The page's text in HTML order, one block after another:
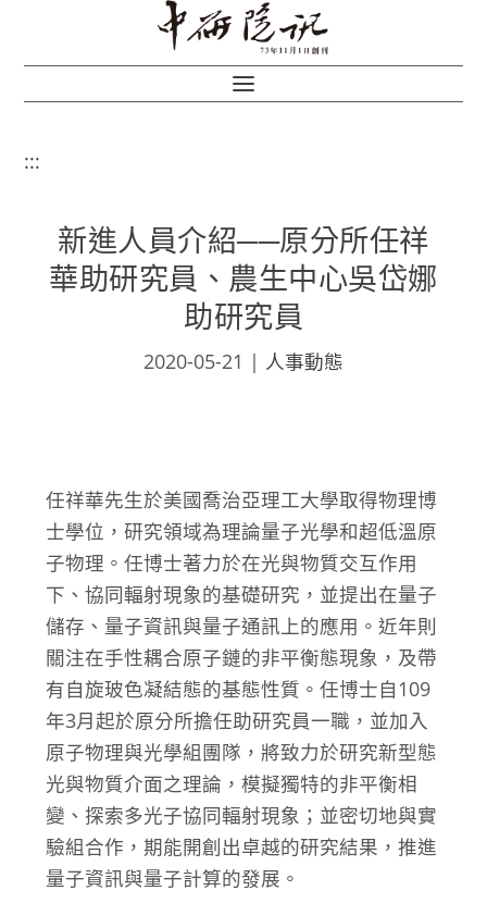
:::
新進人員介紹──原分所任祥
華助研究員、農生中心吳岱娜
助研究員
2020-05-21 | 人事動態
任祥華先生於美國喬治亞理工大學取得物理博
士學位，研究領域為理論量子光學和超低溫原
子物理。任博士著力於在光與物質交互作用
下、協同輻射現象的基礎研究，並提出在量子
儲存、量子資訊與量子通訊上的應用。近年則
關注在手性耦合原子鏈的非平衡態現象，及帶
有自旋玻色凝結態的基態性質。任博士自109
年3月起於原分所擔任助研究員一職，並加入
原子物理與光學組團隊，將致力於研究新型態
光與物質介面之理論，模擬獨特的非平衡相
變、探索多光子協同輻射現象；並密切地與實
驗組合作，期能開創出卓越的研究結果，推進
量子資訊與量子計算的發展。